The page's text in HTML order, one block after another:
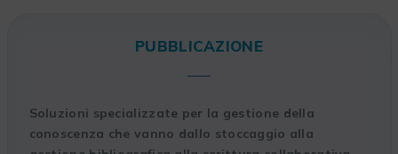
PUBBLICAZIONE
Soluzioni specializzate per la gestione della
conoscenza che vanno dallo stoccaggio alla